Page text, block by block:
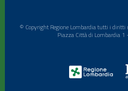
© Copyright Regione Lombardia tutti i
Piazza Città di Lombardia